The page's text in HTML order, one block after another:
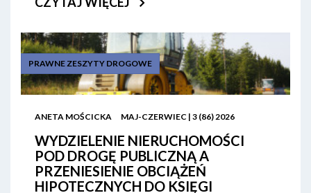
PRAWNE ZESZYTY DROGOWE
ANETA MOŚCICKA MAJ-CZERWIEC | 3 (86) 2026
WYDZIELENIE NIERUCHOMOŚCI
POD DROGĘ PUBLICZNĄ A
PRZENIESIENIE OBCIĄŻEŃ
HIPOTECZNYCH DO KSIĘGI